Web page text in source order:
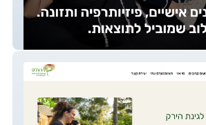
TandEM fitness center